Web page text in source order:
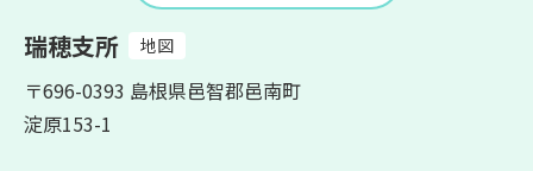
瑞穂支所 地図
〒696-0393 島根県邑智郡邑南町
淀原153-1